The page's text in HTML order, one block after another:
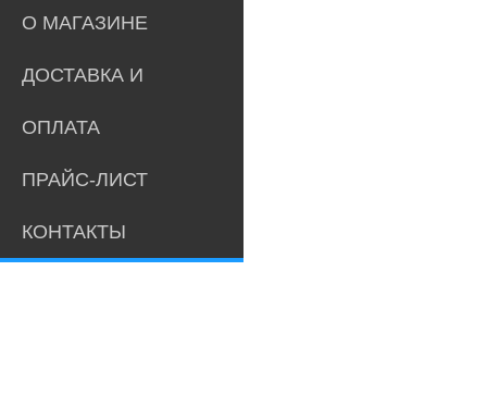
О МАГАЗИНЕ
ДОСТАВКА И
ОПЛАТА
ПРАЙС-ЛИСТ
КОНТАКТЫ